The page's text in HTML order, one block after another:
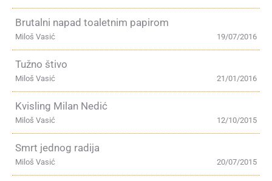
Brutalni napad toaletnim papirom
19/07/2016
Miloš Vasić
Tužno štivo
21/01/2016
Miloš Vasić
Kvisling Milan Nedić
12/10/2015
Miloš Vasić
Smrt jednog radija
20/07/2015
Miloš Vasić